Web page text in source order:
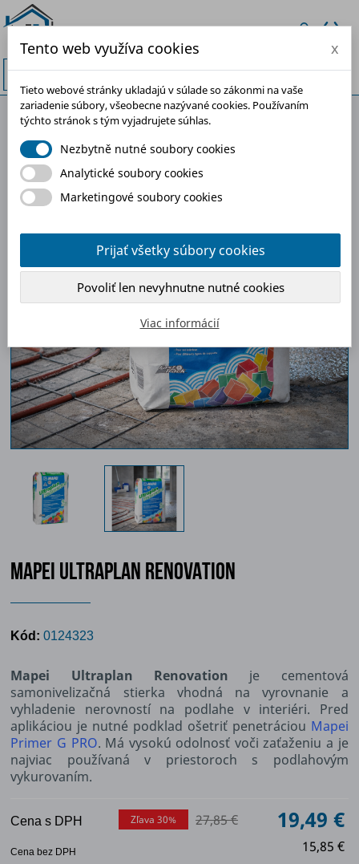
 
MAPEI ULTRAPLAN RENOVATION
Kód: 0124323
Mapei Ultraplan Renovation je cementová
samonivelizačná stierka vhodná na vyrovnanie a
vyhladenie nerovností na podlahe v interiéri. Pred
aplikáciou je nutné podklad ošetriť penetráciou Mapei
Primer G PRO. Má vysokú odolnosť voči zaťaženiu a je
najviac používaná v priestoroch s podlahovým
vykurovaním.
Cena s DPH Zľava 30% 27,85 € 19,49 €
Cena bez DPH 15,85 €
Tento web využíva cookies x
Tieto webové stránky ukladajú v súlade so zákonmi na vaše
zariadenie súbory, všeobecne nazývané cookies. Používaním
týchto stránok s tým vyjadrujete súhlas.
Nezbytně nutné soubory cookies
Analytické soubory cookies
Marketingové soubory cookies
Prijať všetky súbory cookies
Povoliť len nevyhnutne nutné cookies
Viac informácií